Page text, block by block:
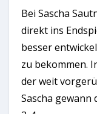
Bei Sascha
direkt ins
besser
zu bekommen.
der weit
Sascha gewann